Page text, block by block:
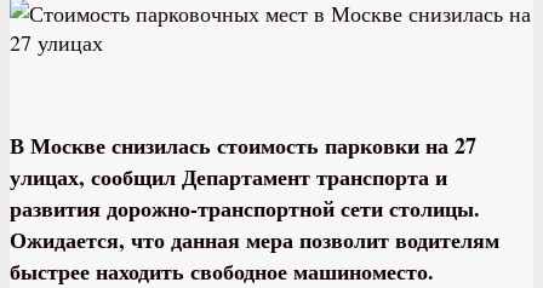
В Москве снизилась стоимость парковки на 27
улицах, сообщил Департамент транспорта и
развития дорожно-транспортной сети столицы.
Ожидается, что данная мера позволит водителям
быстрее находить свободное машиноместо.